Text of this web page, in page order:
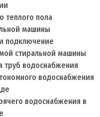
теплого пола
машины
подключение
стиральной машины
труб водоснабжения
водоснабжения
водоснабжения в